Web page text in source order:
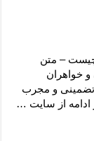
– متن
خواهران
تضمینی و مجرب
ادامه از سایت …